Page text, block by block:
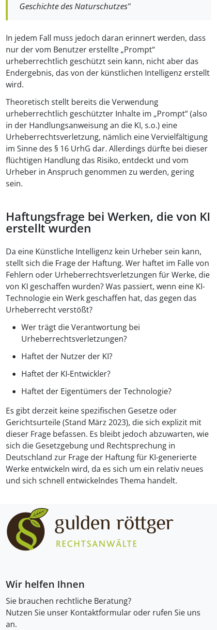
Geschichte des Naturschutzes"
In jedem Fall muss jedoch daran erinnert werden, dass
nur der vom Benutzer erstellte „Prompt“
urheberrechtlich geschützt sein kann, nicht aber das
Endergebnis, das von der künstlichen Intelligenz erstellt
wird.
Theoretisch stellt bereits die Verwendung
urheberrechtlich geschützter Inhalte im „Prompt“ (also
in der Handlungsanweisung an die KI, s.o.) eine
Urheberrechtsverletzung, nämlich eine Vervielfältigung
im Sinne des § 16 UrhG dar. Allerdings dürfte bei dieser
flüchtigen Handlung das Risiko, entdeckt und vom
Urheber in Anspruch genommen zu werden, gering
sein.
Haftungsfrage bei Werken, die von KI
erstellt wurden
Da eine Künstliche Intelligenz kein Urheber sein kann,
stellt sich die Frage der Haftung. Wer haftet im Falle von
Fehlern oder Urheberrechtsverletzungen für Werke, die
von KI geschaffen wurden? Was passiert, wenn eine KI-
Technologie ein Werk geschaffen hat, das gegen das
Urheberrecht verstößt?
Wer trägt die Verantwortung bei
Urheberrechtsverletzungen?
Haftet der Nutzer der KI?
Haftet der KI-Entwickler?
Haftet der Eigentümers der Technologie?
Es gibt derzeit keine spezifischen Gesetze oder
Gerichtsurteile (Stand März 2023), die sich explizit mit
dieser Frage befassen. Es bleibt jedoch abzuwarten, wie
sich die Gesetzgebung und Rechtsprechung in
Deutschland zur Frage der Haftung für KI-generierte
Werke entwickeln wird, da es sich um ein relativ neues
und sich schnell entwickelndes Thema handelt.
Wir helfen Ihnen
Sie brauchen rechtliche Beratung?
Nutzen Sie unser Kontaktformular oder rufen Sie uns
an.